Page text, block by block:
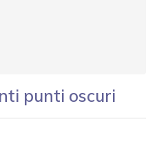
punti oscuri